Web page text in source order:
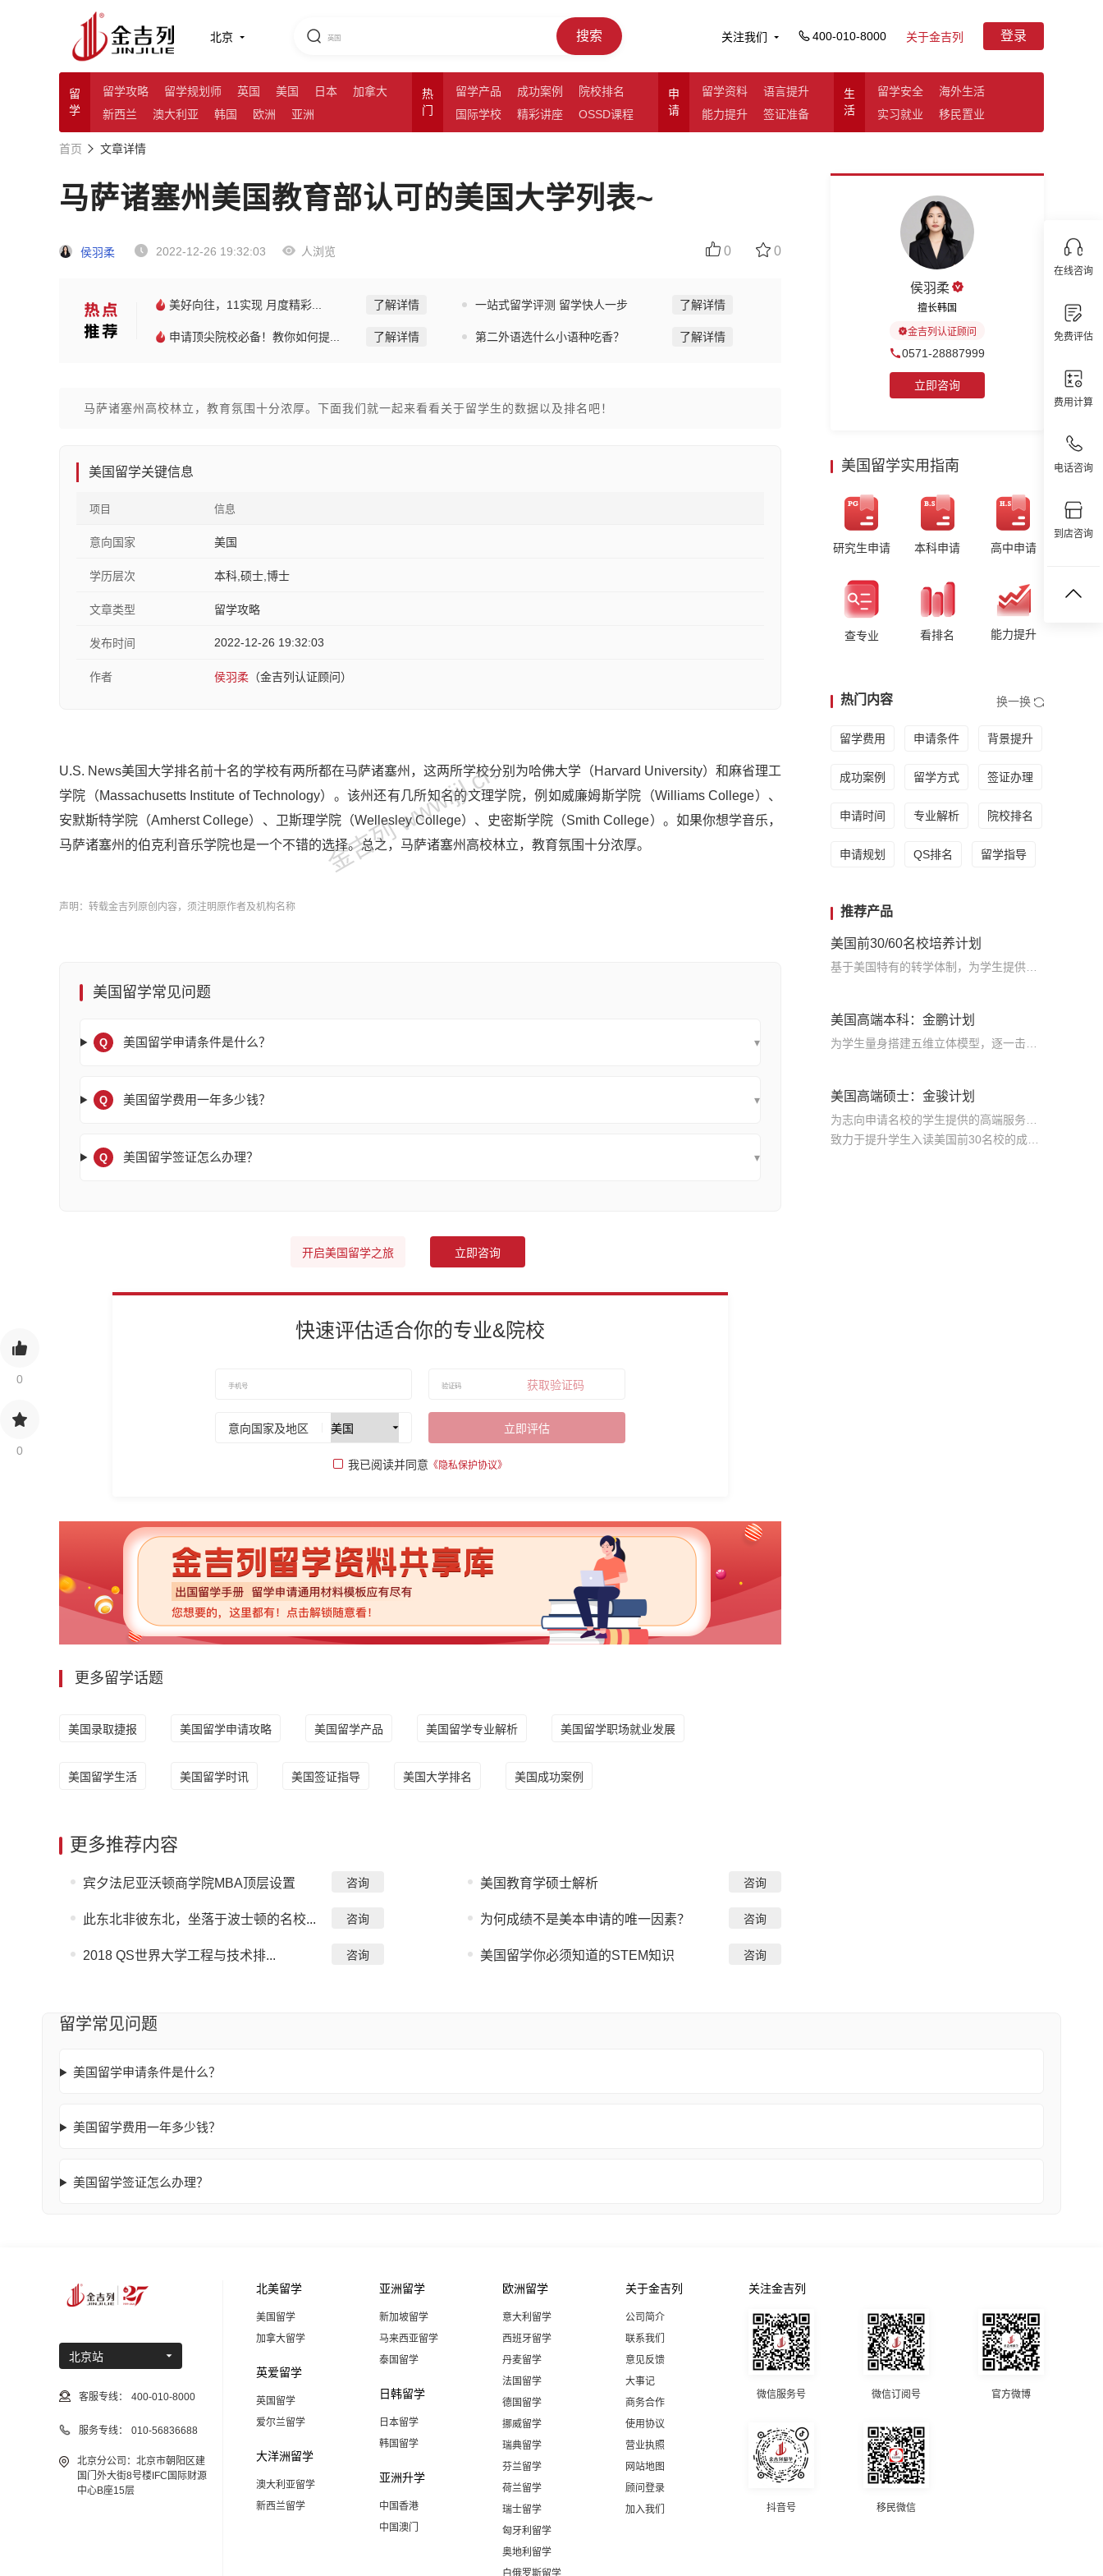
北京 搜索 关注我们 400-010-8000 关于金吉列 登录
留
学
留学攻略 留学规划师 英国 美国 日本
加拿大
新西兰
澳大利亚 韩国 欧洲 亚洲
热
门
留学产品 成功案例
院校排名
国际学校
精彩讲座 OSSD课程
申
请
留学资料
语言提升
能力提升
签证准备
生
活
留学安全
海外生活
实习就业
移民置业
在线咨询
免费评估
费用计算
电话咨询
到店咨询
0
0
首页 文章详情
马萨诸塞州美国教育部认可的美国大学列表~
侯羽柔 2022-12-26 19:32:03 人浏览 0 0
美好向往，11实现 月度精彩... 了解详情 一站式留学评测 留学快人一步 了解详情
申请顶尖院校必备！教你如何提... 了解详情 第二外语选什么小语种吃香？ 了解详情
马萨诸塞州高校林立，教育氛围十分浓厚。下面我们就一起来看看关于留学生的数据以及排名吧！
美国留学关键信息
项目 信息
意向国家 美国
学历层次 本科,硕士,博士
文章类型 留学攻略
发布时间 2022-12-26 19:32:03
作者 侯羽柔 （金吉列认证顾问）
U.S. News美国大学排名前十名的学校有两所都在马萨诸塞州，这两所学校分别为哈佛大学（Harvard University）和麻省理工
学院（Massachusetts Institute of Technology）。该州还有几所知名的文理学院，例如威廉姆斯学院（Williams College）、
安默斯特学院（Amherst College）、卫斯理学院（Wellesley College）、史密斯学院（Smith College）。如果你想学音乐，
马萨诸塞州的伯克利音乐学院也是一个不错的选择。总之，马萨诸塞州高校林立，教育氛围十分浓厚。
金吉列 www.jjl.cn
声明：转载金吉列原创内容，须注明原作者及机构名称
美国留学常见问题
Q 美国留学申请条件是什么？ ▾
Q 美国留学费用一年多少钱？ ▾
Q 美国留学签证怎么办理？ ▾
开启美国留学之旅 立即咨询
快速评估适合你的专业&院校
获取验证码
意向国家及地区 立即评估
我已阅读并同意 《隐私保护协议》
更多留学话题
美国录取捷报 美国留学申请攻略 美国留学产品 美国留学专业解析 美国留学职场就业发展
美国留学生活 美国留学时讯 美国签证指导 美国大学排名 美国成功案例
更多推荐内容
宾夕法尼亚沃顿商学院MBA顶层设置 咨询 美国教育学硕士解析 咨询
此东北非彼东北，坐落于波士顿的名校... 咨询 为何成绩不是美本申请的唯一因素？ 咨询
2018 QS世界大学工程与技术排... 咨询 美国留学你必须知道的STEM知识 咨询
侯羽柔
擅长韩国
金吉列认证顾问
0571-28887999
立即咨询
美国留学实用指南
研究生申请 本科申请 高中申请
查专业 看排名 能力提升
热门内容 换一换
留学费用 申请条件 背景提升
成功案例 留学方式 签证办理
申请时间 专业解析 院校排名
申请规划 QS排名 留学指导
推荐产品
美国前30/60名校培养计划
美国高端本科：金鹏计划
美国高端硕士：金骏计划
留学常见问题
美国留学申请条件是什么？
美国留学费用一年多少钱？
美国留学签证怎么办理？
北京站
客服专线： 400-010-8000
服务专线： 010-56836688
北京分公司：北京市朝阳区建
国门外大街8号楼IFC国际财源
中心B座15层
北美留学
美国留学
加拿大留学
英爱留学
英国留学
爱尔兰留学
大洋洲留学
澳大利亚留学
新西兰留学
亚洲留学
新加坡留学
马来西亚留学
泰国留学
日韩留学
日本留学
韩国留学
亚洲升学
中国香港
中国澳门
欧洲留学
意大利留学
西班牙留学
丹麦留学
法国留学
德国留学
挪威留学
瑞典留学
芬兰留学
荷兰留学
瑞士留学
匈牙利留学
奥地利留学
白俄罗斯留学
关于金吉列
公司简介
联系我们
意见反馈
大事记
商务合作
使用协议
营业执照
网站地图
顾问登录
加入我们
关注金吉列
微信服务号 微信订阅号 官方微博
抖音号 移民微信